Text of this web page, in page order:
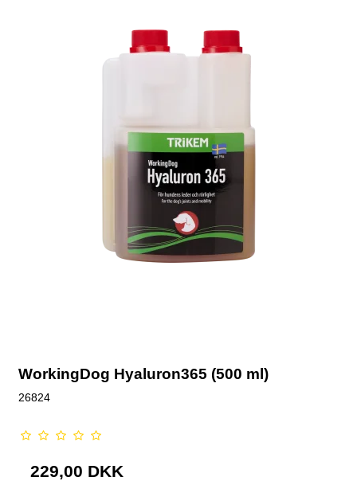
WorkingDog Hyaluron365 (500 ml)
26824
229,00 DKK